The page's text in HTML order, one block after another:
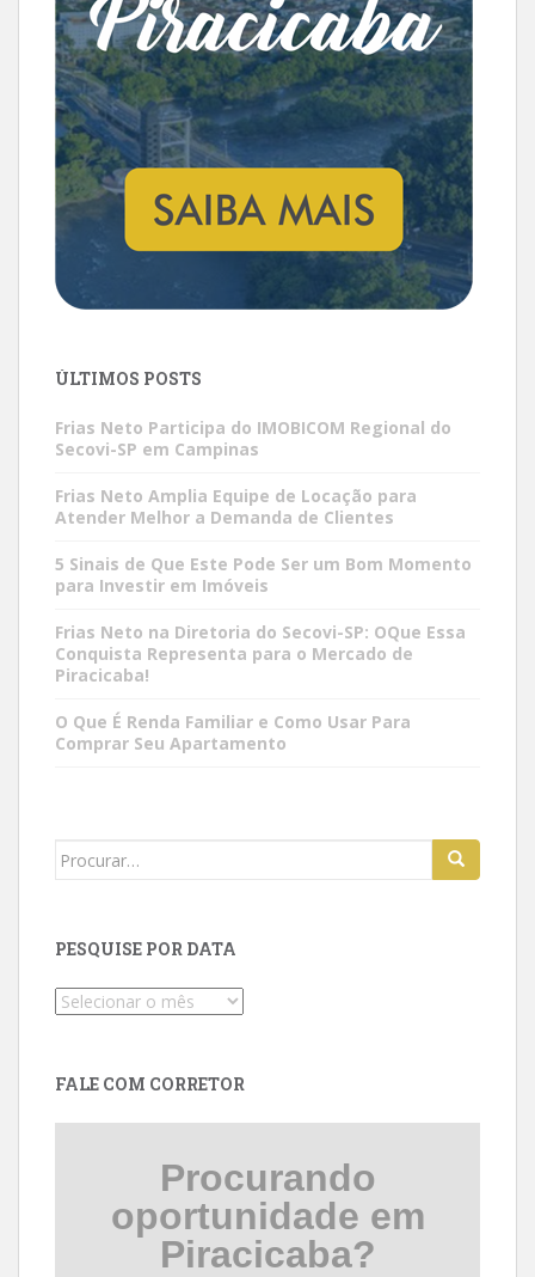
ÚLTIMOS POSTS
Frias Neto Participa do IMOBICOM Regional do
Secovi-SP em Campinas
Frias Neto Amplia Equipe de Locação para
Atender Melhor a Demanda de Clientes
5 Sinais de Que Este Pode Ser um Bom Momento
para Investir em Imóveis
Frias Neto na Diretoria do Secovi-SP: OQue Essa
Conquista Representa para o Mercado de
Piracicaba!
O Que É Renda Familiar e Como Usar Para
Comprar Seu Apartamento
Search
PESQUISE POR DATA
Pesquise
FALE COM CORRETOR
Procurando
oportunidade em
Piracicaba?